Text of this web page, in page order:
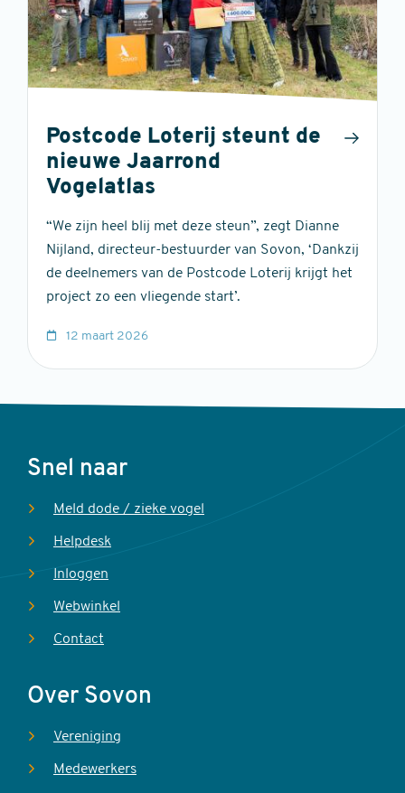
Postcode Loterij steunt de
nieuwe Jaarrond
Vogelatlas
“We zijn heel blij met deze steun”, zegt Dianne
Nijland, directeur-bestuurder van Sovon, ‘Dankzij
de deelnemers van de Postcode Loterij krijgt het
project zo een vliegende start’.
12 maart 2026
Voet
Snel naar
Meld dode / zieke vogel
Helpdesk
Inloggen
Webwinkel
Contact
Over Sovon
Vereniging
Medewerkers